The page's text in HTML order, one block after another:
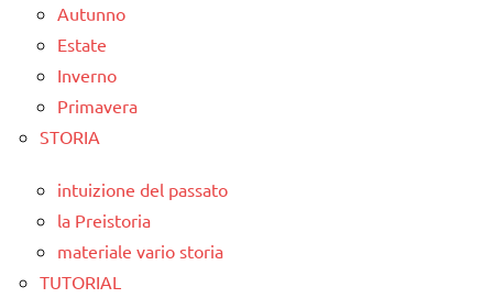
Autunno
Estate
Inverno
Primavera
STORIA
intuizione del passato
la Preistoria
materiale vario storia
TUTORIAL